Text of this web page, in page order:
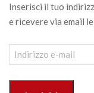
Inserisci il tuo
e ricevere via email
Indirizzo
e-